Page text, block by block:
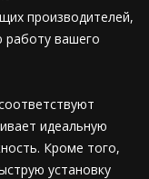
производителей,
работу вашего
идеальную
Кроме того,
установку